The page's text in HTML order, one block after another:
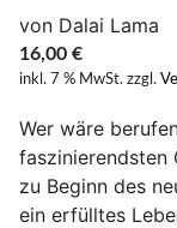
von Dalai Lama
16,00 €
inkl. 7 % MwSt. zzgl.
Wer wäre
faszinierendsten
zu Beginn des
ein erfülltes